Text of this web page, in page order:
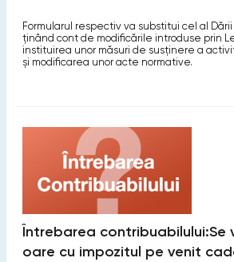
Formularul respectiv va substitui cel al Dării
ținând cont de modificările introduse prin
instituirea unor măsuri de susținere a
și modificarea unor acte normative.
Întrebarea contribuabilului:Se
oare cu impozitul pe venit